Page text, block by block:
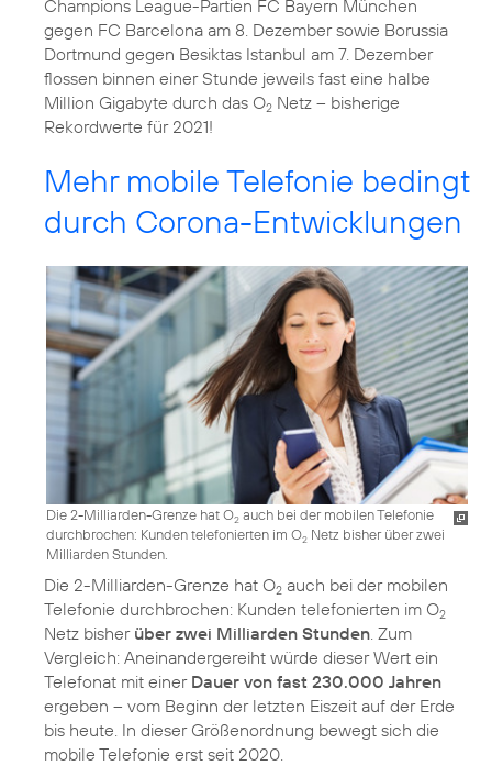
Champions League-Partien FC Bayern München
gegen FC Barcelona am 8. Dezember sowie Borussia
Dortmund gegen Besiktas Istanbul am 7. Dezember
flossen binnen einer Stunde jeweils fast eine halbe
Million Gigabyte durch das O2 Netz – bisherige
Rekordwerte für 2021!
Mehr mobile Telefonie bedingt
durch Corona-Entwicklungen
Die 2-Milliarden-Grenze hat O2 auch bei der mobilen Telefonie
durchbrochen: Kunden telefonierten im O2 Netz bisher über zwei
Milliarden Stunden.
Die 2-Milliarden-Grenze hat O2 auch bei der mobilen
Telefonie durchbrochen: Kunden telefonierten im O2
Netz bisher über zwei Milliarden Stunden . Zum
Vergleich: Aneinandergereiht würde dieser Wert ein
Telefonat mit einer Dauer von fast 230.000 Jahren
ergeben – vom Beginn der letzten Eiszeit auf der Erde
bis heute. In dieser Größenordnung bewegt sich die
mobile Telefonie erst seit 2020.